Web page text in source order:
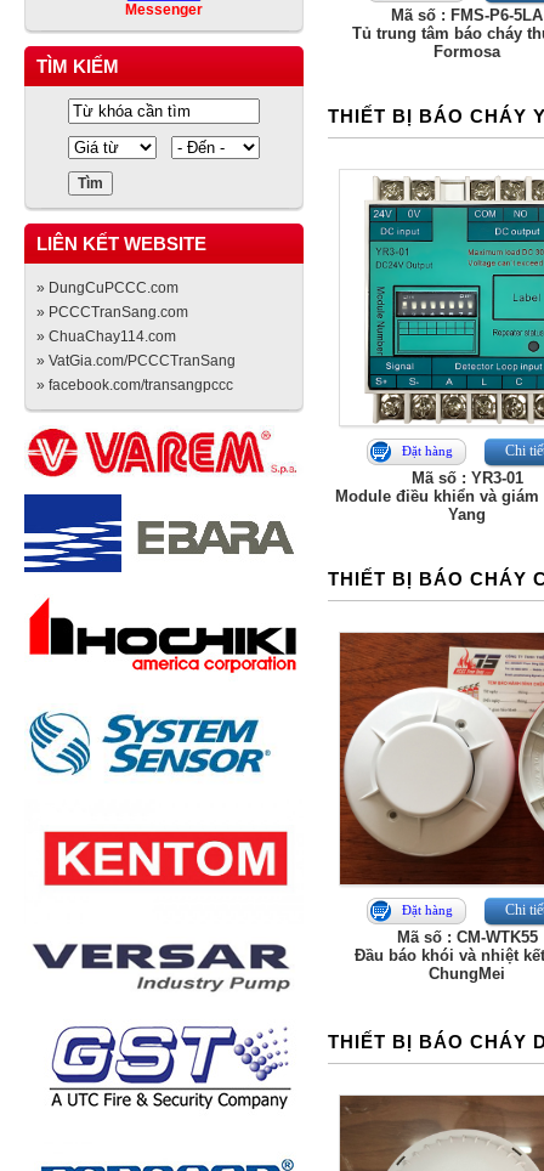
Messenger
TÌM KIẾM
LIÊN KẾT WEBSITE
» DungCuPCCC.com
» PCCCTranSang.com
» ChuaChay114.com
» VatGia.com/PCCCTranSang
» facebook.com/transangpccc
Mã số : FMS-P6-5LA
Tủ trung tâm báo cháy
Formosa
THIẾT BỊ BÁO CHÁY
Đặt hàng Chi
Mã số : YR3-01
Module điều khiển và giám
Yang
THIẾT BỊ BÁO CHÁY
Đặt hàng Chi
Mã số : CM-WTK55
Đầu báo khói và nhiệt
ChungMei
THIẾT BỊ BÁO CHÁY